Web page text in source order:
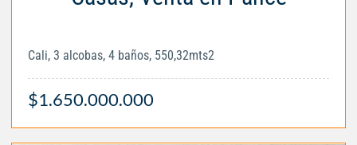
Cali, 3 alcobas, 4 baños, 550,32mts2
$1.650.000.000